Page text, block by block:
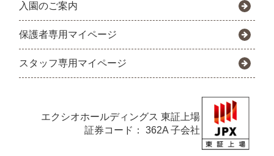
入園のご案内
保護者専用マイページ
スタッフ専用マイページ
エクシオホールディングス 東証上場
証券コード： 362A 子会社